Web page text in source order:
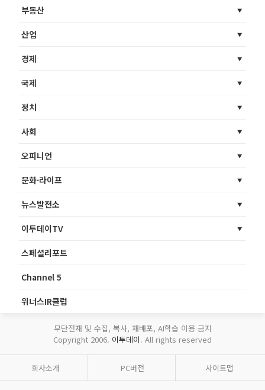
부동산
산업
경제
국제
정치
사회
오피니언
문화·라이프
뉴스발전소
이투데이TV
스페셜리포트
Channel 5
위너스IR클럽
무단전재 및 수집, 복사, 재배포, AI학습 이용 금지
Copyright 2006. 이투데이. All rights reserved
회사소개 PC버전 사이트맵